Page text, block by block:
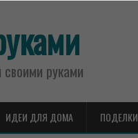
руками
ИДЕИ ДЛЯ ДОМА ПОДЕЛКИ